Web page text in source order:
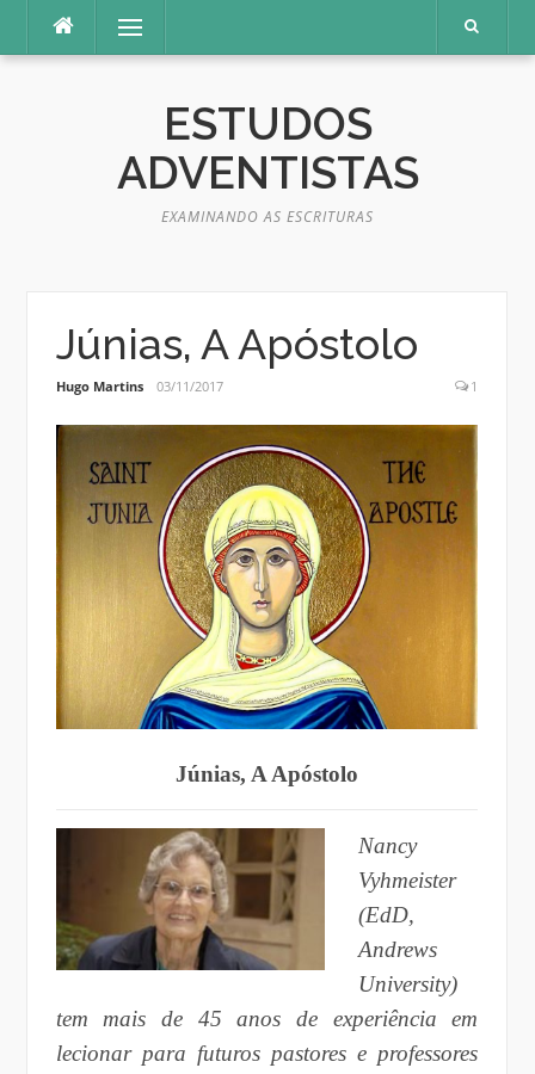
o
Menu
ESTUDOS
ADVENTISTAS
EXAMINANDO AS ESCRITURAS
Júnias, A Apóstolo
Hugo Martins 03/11/2017 1
Júnias, A Apóstolo
Nancy
Vyhmeister
(EdD,
Andrews
University)
tem mais de 45 anos de experiência em
lecionar para futuros pastores e professores